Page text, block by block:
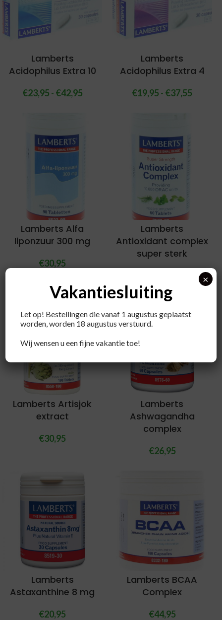
Lamberts
Acidophilus Extra 10
€23,95 - €42,95
Lamberts
Acidophilus Extra 4
€19,95 - €37,55
Lamberts Alfa
liponzuur 300 mg
€30,95
Lamberts
Antioxidant complex
super sterk
Lamberts Artisjok
extract
€30,95
Lamberts
Ashwagandha
complex
€26,95
Lamberts
Astaxanthine 8 mg
€20,95
Lamberts BCAA
Complex
€44,95
Vakantiesluiting
Let op! Bestellingen die vanaf 1 augustus geplaatst
worden, worden 18 augustus verstuurd.
Wij wensen u een fijne vakantie toe!
×